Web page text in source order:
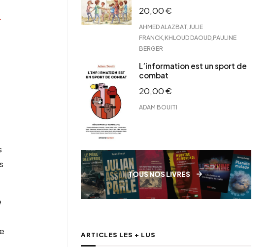
20,00€
AHMED ALAZBAT JULIE
FRANCK KHLOUD DAOUD PAULINE
BERGER
L’information est un sport de
combat
20,00€
ADAM BOUITI
TOUS NOS LIVRES
ARTICLES LES + LUS